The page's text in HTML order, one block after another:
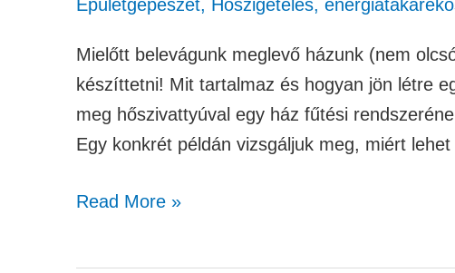
Épületgépészet, Hőszigetelés,
Mielőtt belevágunk meglevő házunk (nem
készíttetni! Mit tartalmaz és hogyan jön létre
meg hőszivattyúval egy ház fűtési
Egy konkrét példán vizsgáljuk meg, miért
Read More »